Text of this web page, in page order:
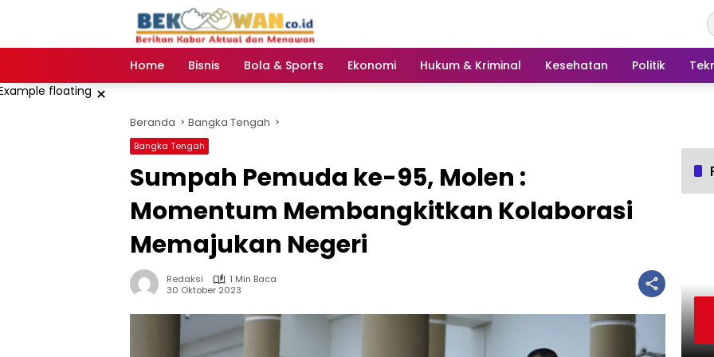
Home
Bisnis Bola & Sports Ekonomi Hukum & Kriminal Kesehatan Politik
×
Beranda Bangka Tengah
Bangka Tengah
Sumpah Pemuda ke-95, Molen :
Momentum Membangkitkan Kolaborasi
Memajukan Negeri
Redaksi
1 Min Baca
30 Oktober 2023